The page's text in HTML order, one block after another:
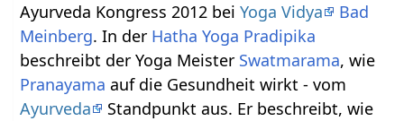
Ayurveda Kongress 2012 beiYoga Vidya
Bad
Meinberg. In der Hatha Yoga Pradipika
beschreibt der Yoga Meister Swatmarama, wie
Pranayama auf die Gesundheit wirkt - vom
Ayurveda
Standpunkt aus. Er beschreibt, wie